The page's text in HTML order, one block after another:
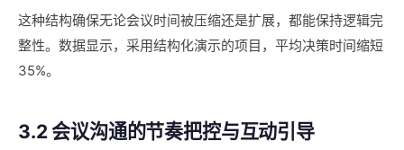
这种结构确保无论会议时间被压缩还是扩展，都能保持逻辑完
整性。数据显示，采用结构化演示的项目，平均决策时间缩短
35%。
3.2 会议沟通的节奏把控与互动引导